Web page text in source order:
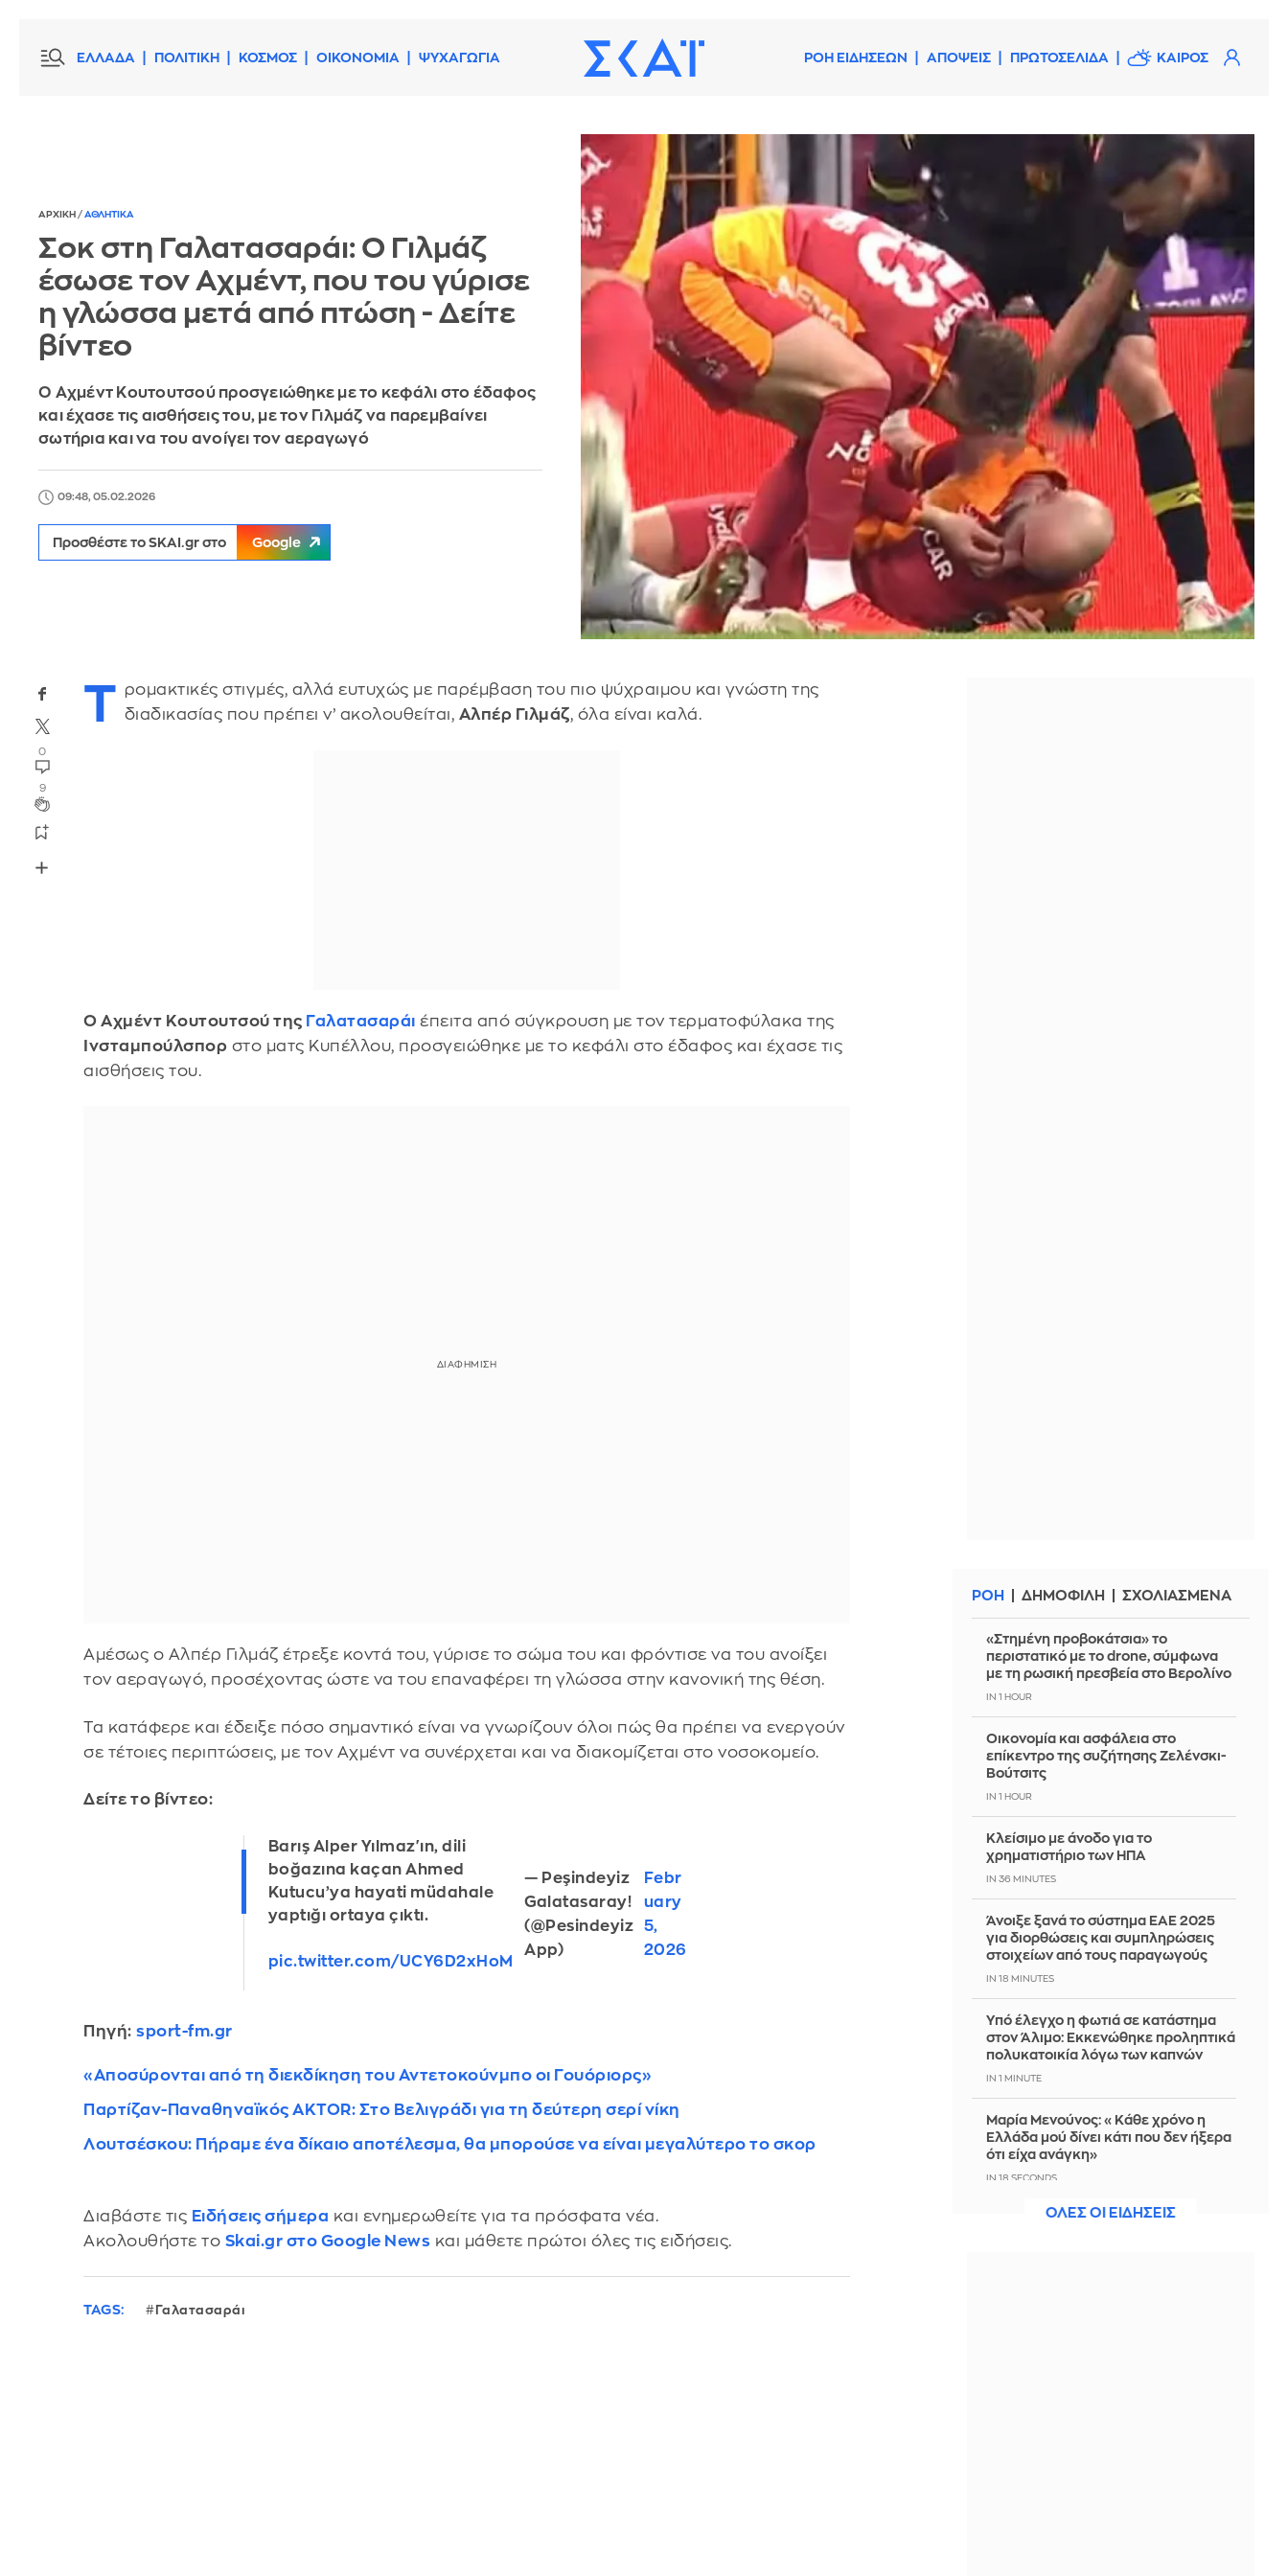
ΕΛΛΑΔΑ ΠΟΛΙΤΙΚΗ ΚΟΣΜΟΣ ΟΙΚΟΝΟΜΙΑ ΨΥΧΑΓΩΓΙΑ ΡΟΗ ΕΙΔΗΣΕΩΝ ΑΠΟΨΕΙΣ ΠΡΩΤΟΣΕΛΙΔΑ ΚΑΙΡΟΣ
ΑΡΧΙΚΗ / ΑΘΛΗΤΙΚΑ
Σοκ στη Γαλατασαράι: Ο Γιλμάζ
έσωσε τον Αχμέντ, που του γύρισε
η γλώσσα μετά από πτώση - Δείτε
βίντεο
Ο Αχμέντ Κουτουτσού προσγειώθηκε με το κεφάλι στο έδαφος
και έχασε τις αισθήσεις του, με τον Γιλμάζ να παρεμβαίνει
σωτήρια και να του ανοίγει τον αεραγωγό
09:48, 05.02.2026
Προσθέστε το SKAI.gr στο Google
0
9
Τ ρομακτικές στιγμές, αλλά ευτυχώς με παρέμβαση του πιο ψύχραιμου και γνώστη της
διαδικασίας που πρέπει ν’ ακολουθείται, Αλπέρ Γιλμάζ, όλα είναι καλά.
Ο Αχμέντ Κουτουτσού της Γαλατασαράι έπειτα από σύγκρουση με τον τερματοφύλακα της
Ινσταμπούλσπορ στο ματς Κυπέλλου, προσγειώθηκε με το κεφάλι στο έδαφος και έχασε τις
αισθήσεις του.
Αμέσως ο Αλπέρ Γιλμάζ έτρεξε κοντά του, γύρισε το σώμα του και φρόντισε να του ανοίξει
τον αεραγωγό, προσέχοντας ώστε να του επαναφέρει τη γλώσσα στην κανονική της θέση.
Τα κατάφερε και έδειξε πόσο σημαντικό είναι να γνωρίζουν όλοι πώς θα πρέπει να ενεργούν
σε τέτοιες περιπτώσεις, με τον Αχμέντ να συνέρχεται και να διακομίζεται στο νοσοκομείο.
Δείτε το βίντεο:
Barış Alper Yılmaz'ın, dili
boğazına kaçan Ahmed
Kutucu’ya hayati müdahale
yaptığı ortaya çıktı.
pic.twitter.com/UCY6D2xHoM
— Peşindeyiz
Galatasaray!
(@Pesindeyiz
App)
Febr
uary
5,
2026
Πηγή: sport-fm.gr
«Αποσύρονται από τη διεκδίκηση του Αντετοκούνμπο οι Γουόριορς»
Παρτίζαν-Παναθηναϊκός AKTOR: Στο Βελιγράδι για τη δεύτερη σερί νίκη
Λουτσέσκου: Πήραμε ένα δίκαιο αποτέλεσμα, θα μπορούσε να είναι μεγαλύτερο το σκορ
Διαβάστε τις Ειδήσεις σήμερα και ενημερωθείτε για τα πρόσφατα νέα.
Ακολουθήστε το Skai.gr στο Google News και μάθετε πρώτοι όλες τις ειδήσεις.
TAGS: Γαλατασαράι
ΡΟΗ ΔΗΜΟΦΙΛΗ ΣΧΟΛΙΑΣΜΕΝΑ
«Στημένη προβοκάτσια» το
περιστατικό με το drone, σύμφωνα
με τη ρωσική πρεσβεία στο Βερολίνο
IN 1 HOUR
Οικονομία και ασφάλεια στο
επίκεντρο της συζήτησης Ζελένσκι-
Βούτσιτς
IN 1 HOUR
Κλείσιμο με άνοδο για το
χρηματιστήριο των ΗΠΑ
IN 36 MINUTES
Άνοιξε ξανά το σύστημα ΕΑΕ 2025
για διορθώσεις και συμπληρώσεις
στοιχείων από τους παραγωγούς
IN 18 MINUTES
Yπό έλεγχο η φωτιά σε κατάστημα
στον Άλιμο: Εκκενώθηκε προληπτικά
πολυκατοικία λόγω των καπνών
IN 1 MINUTE
Μαρία Μενούνος: «Κάθε χρόνο η
Ελλάδα μού δίνει κάτι που δεν ήξερα
ότι είχα ανάγκη»
IN 17 SECONDS
Η ξηρασία απειλεί την
ΟΛΕΣ ΟΙ ΕΙΔΗΣΕΙΣ